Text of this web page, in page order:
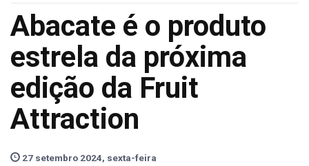
Abacate é o produto
estrela da próxima
edição da Fruit
Attraction
27 setembro 2024, sexta-feira